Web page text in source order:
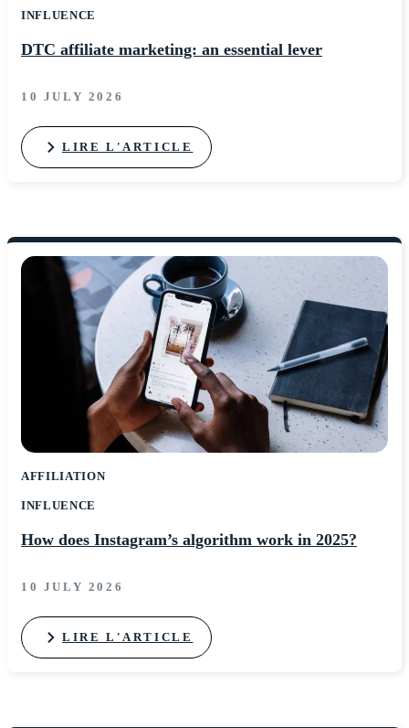
INFLUENCE
DTC affiliate marketing: an essential lever
10 JULY 2026
LIRE L'ARTICLE
AFFILIATION
INFLUENCE
How does Instagram’s algorithm work in 2025?
10 JULY 2026
LIRE L'ARTICLE